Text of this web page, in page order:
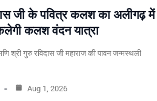
जी के पवित्र कलश का अलीगढ़ में
कलश वंदन यात्रा
श्री गुरु रविदास जी महाराज की पावन जन्मस्थली
Aug 1, 2026